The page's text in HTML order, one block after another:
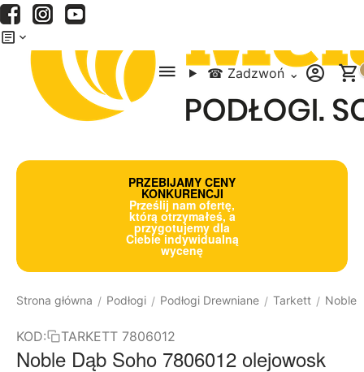
☎ Zadzwoń ⌄
PRZEBIJAMY CENY
KONKURENCJI
Prześlij nam ofertę,
którą otrzymałeś, a
przygotujemy dla
Ciebie indywidualną
wycenę
Strona główna / Podłogi / Podłogi Drewniane / Tarkett / Noble
KOD: TARKETT 7806012
Noble Dąb Soho 7806012 olejowosk